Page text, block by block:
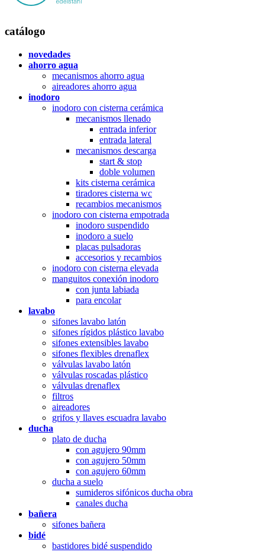
catálogo
novedades
ahorro agua
mecanismos ahorro agua
aireadores ahorro agua
inodoro
inodoro con cisterna cerámica
mecanismos llenado
entrada inferior
entrada lateral
mecanismos descarga
start & stop
doble volumen
kits cisterna cerámica
tiradores cisterna wc
recambios mecanismos
inodoro con cisterna empotrada
inodoro suspendido
inodoro a suelo
placas pulsadoras
accesorios y recambios
inodoro con cisterna elevada
manguitos conexión inodoro
con junta labiada
para encolar
lavabo
sifones lavabo latón
sifones rígidos plástico lavabo
sifones extensibles lavabo
sifones flexibles drenaflex
válvulas lavabo latón
válvulas roscadas plástico
válvulas drenaflex
filtros
aireadores
grifos y llaves escuadra lavabo
ducha
plato de ducha
con agujero 90mm
con agujero 50mm
con agujero 60mm
ducha a suelo
sumideros sifónicos ducha obra
canales ducha
bañera
sifones bañera
bidé
bastidores bidé suspendido